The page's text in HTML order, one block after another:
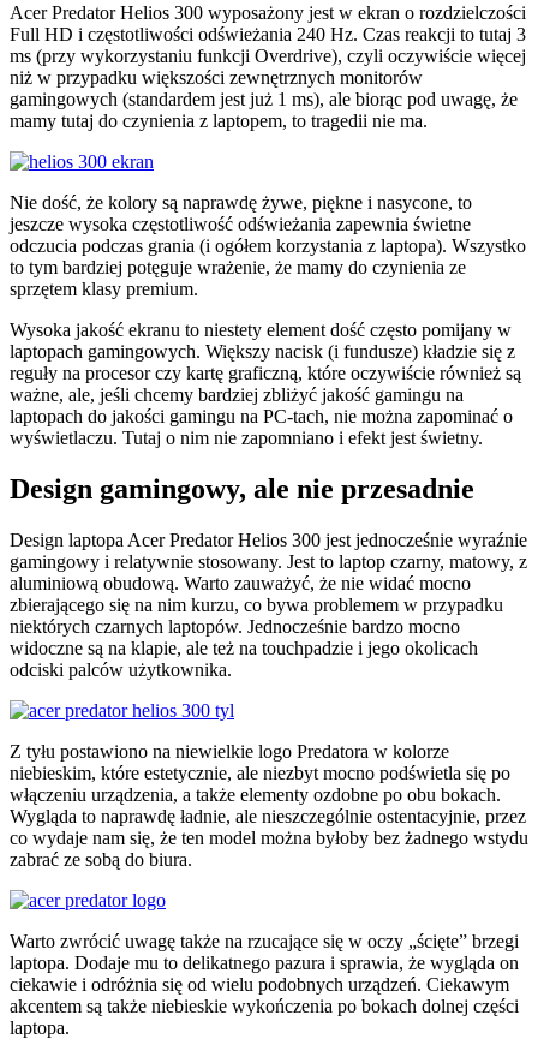
Acer Predator Helios 300 wyposażony jest w ekran o rozdzielczości
Full HD i częstotliwości odświeżania 240 Hz. Czas reakcji to tutaj 3
ms (przy wykorzystaniu funkcji Overdrive), czyli oczywiście więcej
niż w przypadku większości zewnętrznych monitorów
gamingowych (standardem jest już 1 ms), ale biorąc pod uwagę, że
mamy tutaj do czynienia z laptopem, to tragedii nie ma.
Nie dość, że kolory są naprawdę żywe, piękne i nasycone, to
jeszcze wysoka częstotliwość odświeżania zapewnia świetne
odczucia podczas grania (i ogółem korzystania z laptopa). Wszystko
to tym bardziej potęguje wrażenie, że mamy do czynienia ze
sprzętem klasy premium.
Wysoka jakość ekranu to niestety element dość często pomijany w
laptopach gamingowych. Większy nacisk (i fundusze) kładzie się z
reguły na procesor czy kartę graficzną, które oczywiście również są
ważne, ale, jeśli chcemy bardziej zbliżyć jakość gamingu na
laptopach do jakości gamingu na PC-tach, nie można zapominać o
wyświetlaczu. Tutaj o nim nie zapomniano i efekt jest świetny.
Design gamingowy, ale nie przesadnie
Design laptopa Acer Predator Helios 300 jest jednocześnie wyraźnie
gamingowy i relatywnie stosowany. Jest to laptop czarny, matowy, z
aluminiową obudową. Warto zauważyć, że nie widać mocno
zbierającego się na nim kurzu, co bywa problemem w przypadku
niektórych czarnych laptopów. Jednocześnie bardzo mocno
widoczne są na klapie, ale też na touchpadzie i jego okolicach
odciski palców użytkownika.
Z tyłu postawiono na niewielkie logo Predatora w kolorze
niebieskim, które estetycznie, ale niezbyt mocno podświetla się po
włączeniu urządzenia, a także elementy ozdobne po obu bokach.
Wygląda to naprawdę ładnie, ale nieszczególnie ostentacyjnie, przez
co wydaje nam się, że ten model można byłoby bez żadnego wstydu
zabrać ze sobą do biura.
Warto zwrócić uwagę także na rzucające się w oczy „ścięte” brzegi
laptopa. Dodaje mu to delikatnego pazura i sprawia, że wygląda on
ciekawie i odróżnia się od wielu podobnych urządzeń. Ciekawym
akcentem są także niebieskie wykończenia po bokach dolnej części
laptopa.